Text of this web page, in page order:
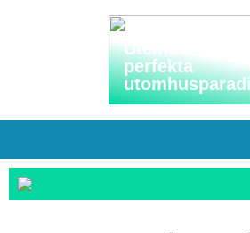
Utemöbler:
perfekta